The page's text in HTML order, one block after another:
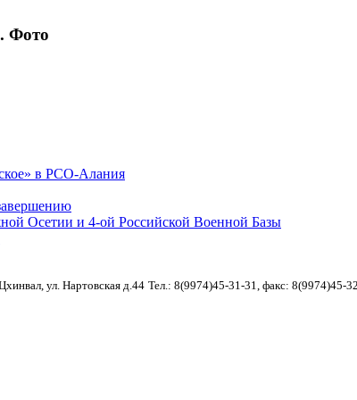
Фото
в РСО-Алания
Осетии и 4-ой Российской Военной Базы
ул. Нартовская д.44 Тел.: 8(9974)45-31-31, факс: 8(9974)45-